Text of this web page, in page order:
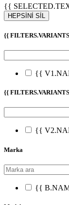
{{
HEPSİNİ SİL
{{
{{
{{
{{
Marka
{{